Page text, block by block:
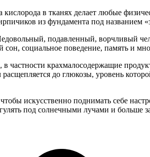
в тканях делает любые
из фундамента под названием
подавленный, ворчливый
социальное поведение, память и
частности крахмалосодержащие
до глюкозы, уровень
искусственно поднимать себе
под солнечными лучами и больше